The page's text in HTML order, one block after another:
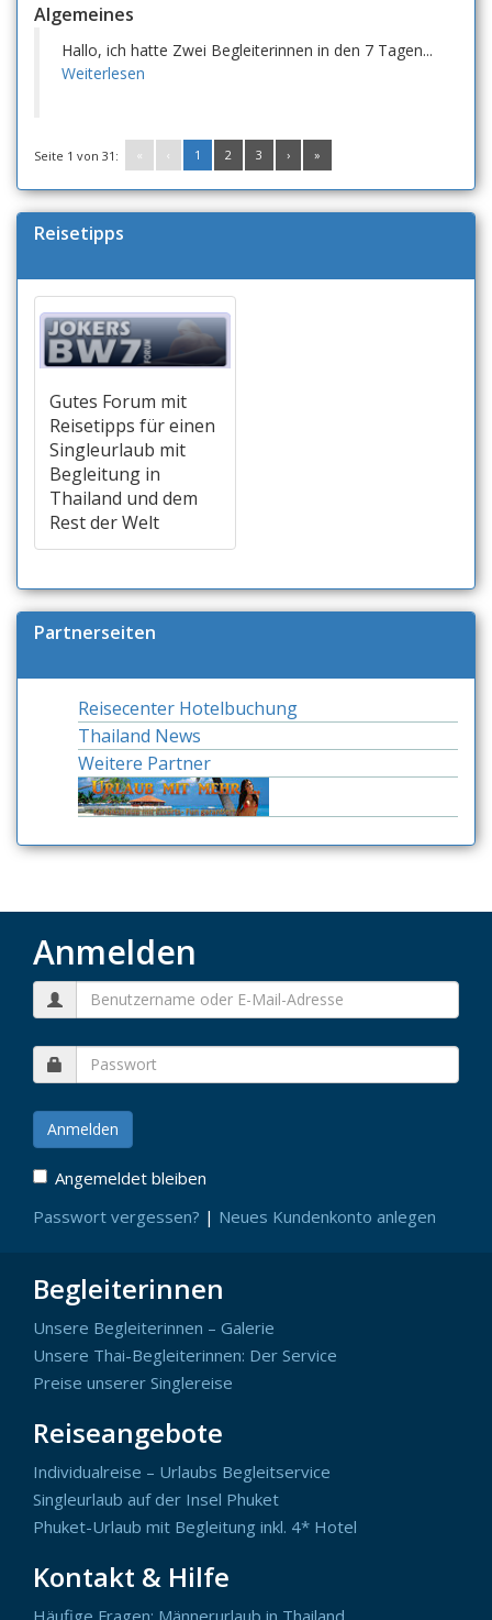
Algemeines
Hallo, ich hatte Zwei Begleiterinnen in den 7 Tagen...
Weiterlesen
Seite 1 von 31: « ‹ 1 2 3 › »
Reisetipps
Gutes Forum mit
Reisetipps für einen
Singleurlaub mit
Begleitung in
Thailand und dem
Rest der Welt
Partnerseiten
Reisecenter Hotelbuchung
Thailand News
Weitere Partner
Anmelden
Angemeldet bleiben
Passwort vergessen? | Neues Kundenkonto anlegen
Begleiterinnen
Unsere Begleiterinnen – Galerie
Unsere Thai-Begleiterinnen: Der Service
Preise unserer Singlereise
Reiseangebote
Individualreise – Urlaubs Begleitservice
Singleurlaub auf der Insel Phuket
Phuket-Urlaub mit Begleitung inkl. 4* Hotel
Kontakt & Hilfe
Häufige Fragen: Männerurlaub in Thailand